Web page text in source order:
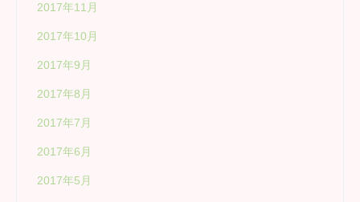
2017年11月
2017年10月
2017年9月
2017年8月
2017年7月
2017年6月
2017年5月